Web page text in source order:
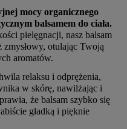
mocy organicznego
balsamem do ciała.
pielęgnacji, nasz balsam
otulając Twoją
aromatów.
relaksu i odprężenia,
w skórę, nawilżając i
że balsam szybko się
gładką i pięknie